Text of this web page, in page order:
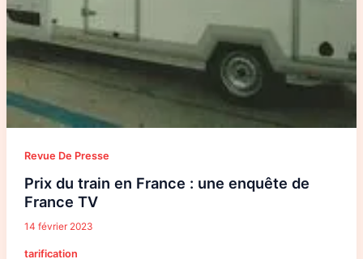
Revue De Presse
Prix du train en France : une enquête de
France TV
14 février 2023
tarification